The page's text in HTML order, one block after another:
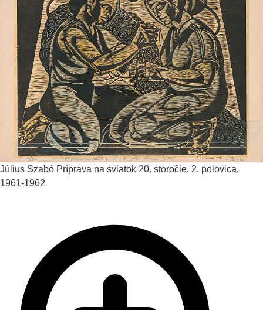
Július Szabó Príprava na sviatok 20. storočie, 2. polovica,
1961-1962